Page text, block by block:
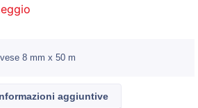
8 mm x 50 m
aggiuntive